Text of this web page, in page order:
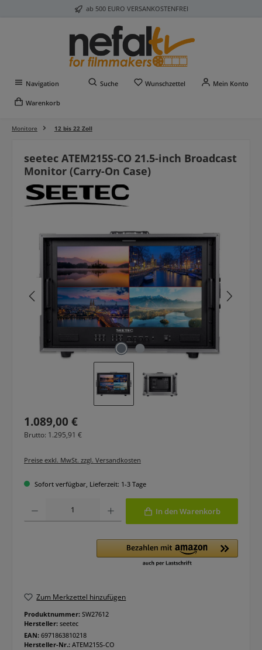
Zum Hauptinhalt springen ab 500 EURO VERSANKOSTENFREI
Navigation Suche Wunschzettel Du hast 0 Produkte auf
Mein Konto
Warenkorb
Monitore 12 bis 22 Zoll
seetec ATEM215S-CO 21.5-inch Broadcast
Monitor (Carry-On Case)
Regulärer Preis:
1.089,00 €
Brutto: 1.295,91 €
Preise exkl. MwSt. zzgl. Versandkosten
Sofort verfügbar, Lieferzeit: 1-3 Tage
In den Warenkorb
Zum Merkzettel hinzufügen
Produktnummer: SW27612
Hersteller: seetec
EAN: 6971863810218
Hersteller-Nr.: ATEM215S-CO